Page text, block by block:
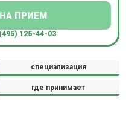
ПРИЕМ
125-44-03
специализация
где принимает